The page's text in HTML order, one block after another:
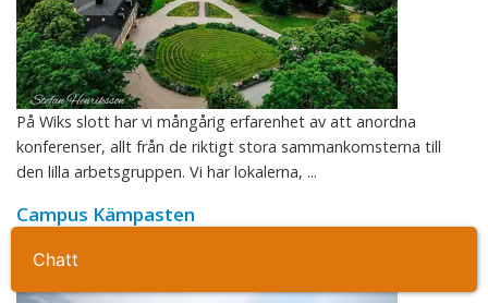
Ta kontakt
På Wiks slott har vi mångårig erfarenhet av att anordna
konferenser, allt från de riktigt stora sammankomsterna till
den lilla arbetsgruppen. Vi har lokalerna, ...
Campus Kämpasten
Arlanda (flygplats)